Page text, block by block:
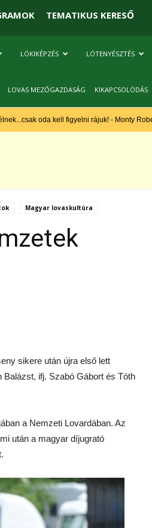
TEMATIKUS KERESŐ
LÓKIKÉPZÉS LÓTENYÉSZTÉS
LOVAS MEZŐGAZDASÁG KIKAPCSOLÓDÁS
oda kell figyelni rájuk! - Monty
Magyar lovaskultúra
sikere után újra első lett
ifj. Szabó Gábort és Tóth
a Nemzeti Lovardában. Az
után a magyar díjugrató